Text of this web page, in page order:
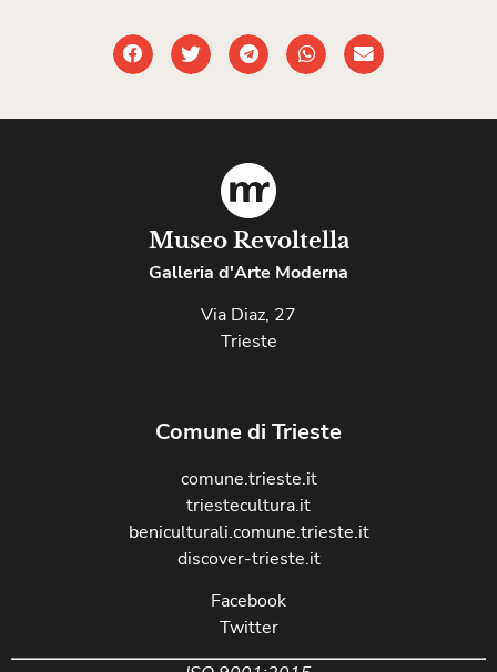
Museo Revoltella
Galleria d'Arte Moderna
Via Diaz, 27
Trieste
Comune di Trieste
comune.trieste.it
triestecultura.it
beniculturali.comune.trieste.it
discover-trieste.it
Facebook
Twitter